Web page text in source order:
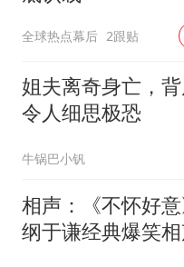
全球热点幕后 2跟贴
姐夫离奇身亡，
令人细思极恐
牛锅巴小钒
相声：《不怀好
纲于谦经典爆笑